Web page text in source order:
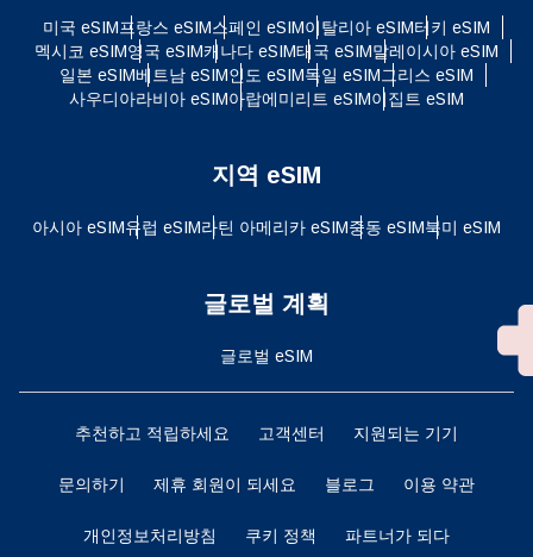
미국 eSIM프랑스 eSIM스페인 eSIM이탈리아 eSIM터키 eSIM
멕시코 eSIM영국 eSIM캐나다 eSIM태국 eSIM말레이시아 eSIM
일본 eSIM베트남 eSIM인도 eSIM독일 eSIM그리스 eSIM
사우디아라비아 eSIM아랍에미리트 eSIM이집트 eSIM
지역 eSIM
아시아 eSIM유럽 ​​eSIM라틴 아메리카 eSIM중동 eSIM북미 eSIM
글로벌 계획
글로벌 eSIM
추천하고 적립하세요 고객센터 지원되는 기기
문의하기 제휴 회원이 되세요 블로그 이용 약관
개인정보처리방침 쿠키 정책 파트너가 되다